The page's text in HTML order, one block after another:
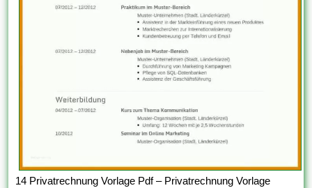
14 Privatrechnung Vorlage Pdf – Privatrechnung Vorlage